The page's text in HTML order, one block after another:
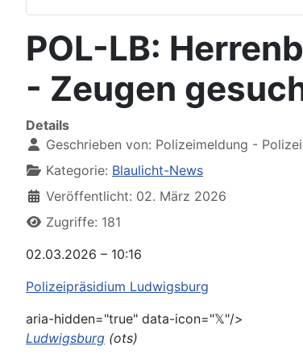
POL-LB:
- Zeugen
Details
Geschrieben von: Polizeimeldung -
Kategorie: Blaulicht-News
Veröffentlicht: 02. März 2026
Zugriffe: 181
02.03.2026 – 10:16
Polizeipräsidium Ludwigsburg
aria-hidden="true" data-icon="𝕏"/>
Ludwigsburg (ots)